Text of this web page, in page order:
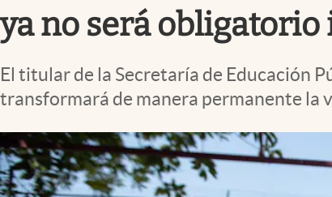
Tv
Espiritualidad
abre en nueva pestaña
ya no será obligatorio
El titular de la Secretaría de Educación
transformará de manera permanente la